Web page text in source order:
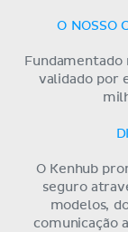
O NOSSO
Fundamentado
validado por
O Kenhub
seguro
modelos,
comunicação